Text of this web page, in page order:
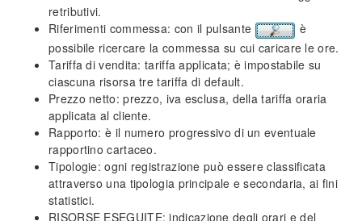
Fatture e ricevute fiscali
Stampa dei documenti
Moduli aggiuntivi
Moduli Amministrazione
Moduli Magazzino
Moduli Preventivazione
Moduli Vendite e acquisti
Modulo Commesse standard
Modulo Commessa avanzata
Modulo Gestione risorse
retributivi.
Riferimenti commessa: con il pulsante
è
possibile ricercare la commessa su cui caricare le ore.
Tariffa di vendita: tariffa applicata; è impostabile su
ciascuna risorsa tre tariffa di default.
Prezzo netto: prezzo, iva esclusa, della tariffa oraria
applicata al cliente.
Rapporto: è il numero progressivo di un eventuale
rapportino cartaceo.
Tipologie: ogni registrazione può essere classificata
attraverso una tipologia principale e secondaria, ai fini
statistici.
RISORSE ESEGUITE: indicazione degli orari e del